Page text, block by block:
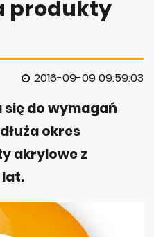
produkty
2016-09-09 09:59:03
do wymagań
okres
akrylowe z
lat.